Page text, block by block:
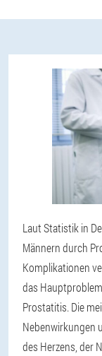
Laut Statistik in
Männern durch
Komplikationen
das
Prostatitis. Die
Nebenwirkungen
des Herzens, der